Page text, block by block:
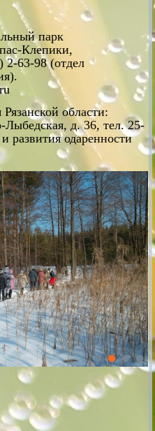
парк
Клепики,
2-63-98 (отдел
области:
Лыбедская, д. 36, тел. 25-
развития одаренности